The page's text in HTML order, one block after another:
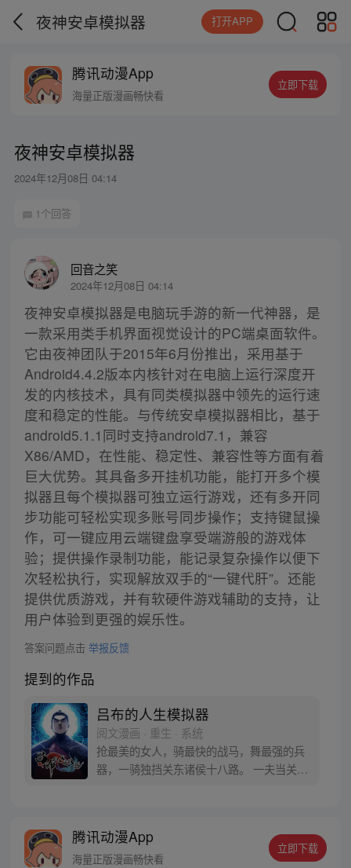
夜神安卓模拟器 打开APP
腾讯动漫App
海量正版漫画畅快看
立即下载
夜神安卓模拟器
2024年12月08日 04:14
1个回答
回音之笑
2024年12月08日 04:14
夜神安卓模拟器是电脑玩手游的新一代神器，是
一款采用类手机界面视觉设计的PC端桌面软件。
它由夜神团队于2015年6月份推出，采用基于
Android4.4.2版本内核针对在电脑上运行深度开
发的内核技术，具有同类模拟器中领先的运行速
度和稳定的性能。与传统安卓模拟器相比，基于
android5.1.1同时支持android7.1，兼容
X86/AMD，在性能、稳定性、兼容性等方面有着
巨大优势。其具备多开挂机功能，能打开多个模
拟器且每个模拟器可独立运行游戏，还有多开同
步功能可轻松实现多账号同步操作；支持键鼠操
作，可一键应用云端键盘享受端游般的游戏体
验；提供操作录制功能，能记录复杂操作以便下
次轻松执行，实现解放双手的“一键代肝”。还能
提供优质游戏，并有软硬件游戏辅助的支持，让
用户体验到更强的娱乐性。
答案问题点击 举报反馈
提到的作品
吕布的人生模拟器
阅文漫画 · 重生 · 系统
抢最美的女人，骑最快的战马，舞最强的兵
器，一骑独挡关东诸侯十八路。 一夫当关万
瞬息千百世轮回， 历尽沧桑，百炼成钢。 试
问现在的吕布奉先，能否抵得住‘白门楼’的宿
腾讯动漫App
海量正版漫画畅快看
立即下载